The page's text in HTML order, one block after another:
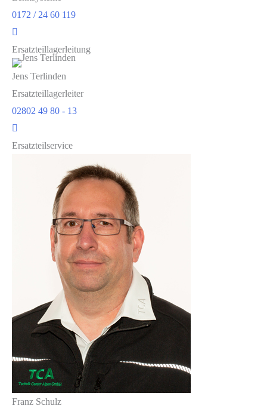
0172 / 24 60 119
Ersatzteillagerleitung
Jens Terlinden
Ersatzteillagerleiter
02802 49 80 - 13
Ersatzteilservice
Franz Schulz